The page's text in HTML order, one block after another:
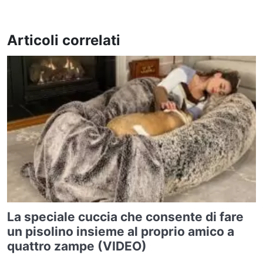
Articoli correlati
La speciale cuccia che consente di fare
un pisolino insieme al proprio amico a
quattro zampe (VIDEO)